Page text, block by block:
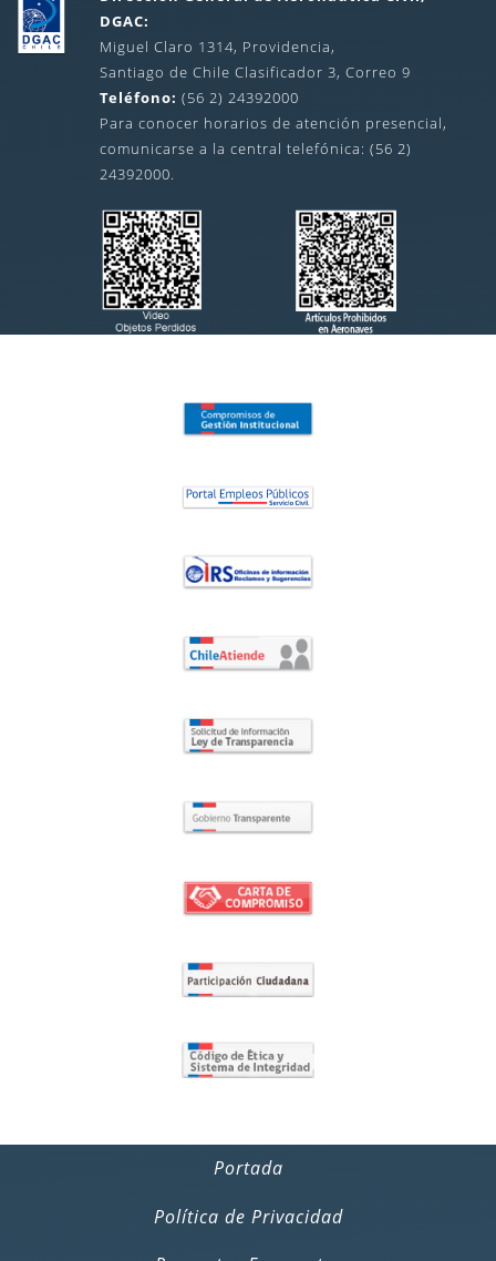
DGAC:
Miguel Claro 1314, Providencia,
Santiago de Chile Clasificador 3, Correo 9
Teléfono: (56 2) 24392000
Para conocer horarios de atención presencial,
comunicarse a la central telefónica: (56 2)
24392000.
Portada
Política de Privacidad